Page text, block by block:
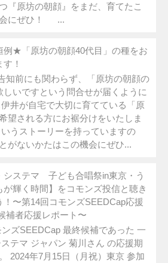
『原坊の朝顔』をまだ、育てたこ
会にぜひ！ ...
★「原坊の朝顔40代目」の種をお
！
知前にも関わらず、「原坊の朝顔の
しいですという問合せが届くように
井が自宅で大切に育てている「原
望される方にお裾分けをいたしま
うストーリーを持っていますの
がないかたはこの機会にぜひ...
システマ 子ども合唱祭in東京・う
が輝く時間】をコモンズ投信と聴き
！〜第14回コモンズSEEDCap応援
補者応援レポート〜
ズSEEDCap 最終候補であった 一
テマ ジャパン 菊川さん の応援期
2024年7月15日（月祝）東京 参加